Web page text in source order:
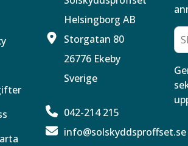
Helsingborg AB
Storgatan 80
26776 Ekeby
Sverige
042-214 215
info@solskyddsproffset.se